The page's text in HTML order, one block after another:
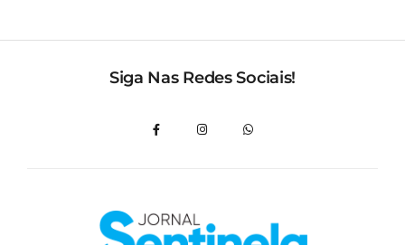
Siga Nas Redes Sociais!